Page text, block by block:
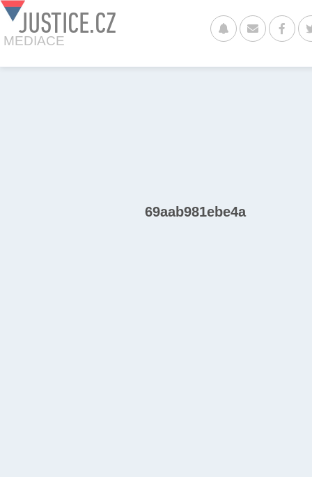
JUSTICE.CZ
MEDIACE
69aab981ebe4a